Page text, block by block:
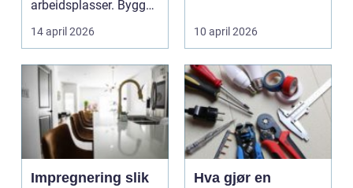
arbeidsplasser. Bygg
og anlegg, industri,
off...
14 april 2026
økonomi...
10 april 2026
Impregnering slik
Hva gjør en